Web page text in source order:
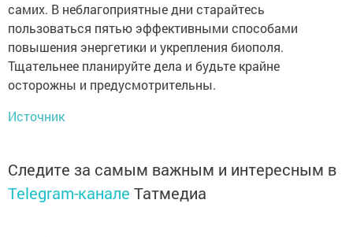
самих. В неблагоприятные дни старайтесь
пользоваться пятью эффективными способами
повышения энергетики и укрепления биополя.
Тщательнее планируйте дела и будьте крайне
осторожны и предусмотрительны.
Источник
Следите за самым важным и интересным в
Telegram-канале Татмедиа